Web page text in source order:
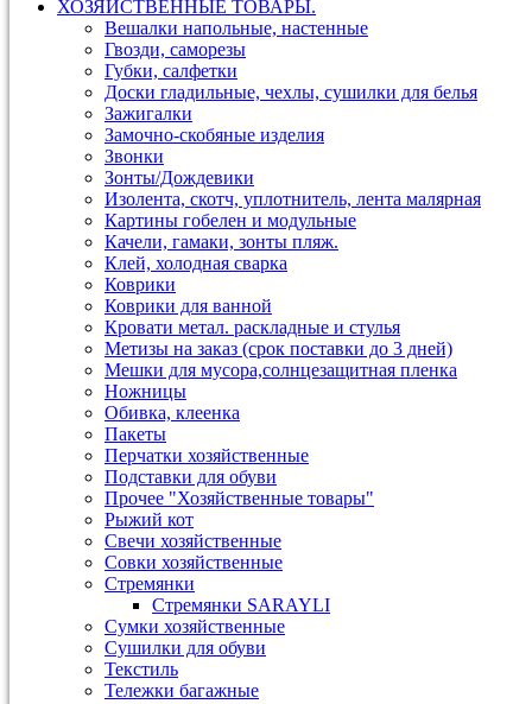
ХОЗЯЙСТВЕННЫЕ ТОВАРЫ.
Вешалки напольные, настенные
Гвозди, саморезы
Губки, салфетки
Доски гладильные, чехлы, сушилки для белья
Зажигалки
Замочно-скобяные изделия
Звонки
Зонты/Дождевики
Изолента, скотч, уплотнитель, лента малярная
Картины гобелен и модульные
Качели, гамаки, зонты пляж.
Клей, холодная сварка
Коврики
Коврики для ванной
Кровати метал. раскладные и стулья
Метизы на заказ (срок поставки до 3 дней)
Мешки для мусора,солнцезащитная пленка
Ножницы
Обивка, клеенка
Пакеты
Перчатки хозяйственные
Подставки для обуви
Прочее "Хозяйственные товары"
Рыжий кот
Свечи хозяйственные
Совки хозяйственные
Стремянки
Стремянки SARAYLI
Сумки хозяйственные
Сушилки для обуви
Текстиль
Тележки багажные